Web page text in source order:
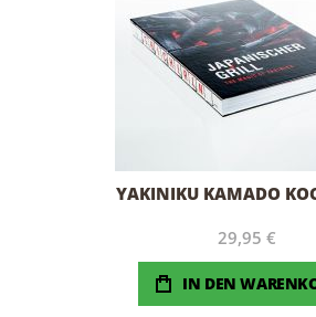
YAKINIKU KAMADO
29,95 €
IN DEN